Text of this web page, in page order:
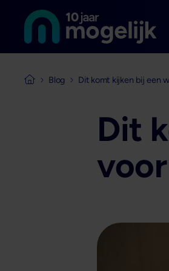
Overslaan en naar de inhoud
Naar de homepage van
Naar de homepage van Mogelijk
Blog Dit komt kijken bij een
Dit